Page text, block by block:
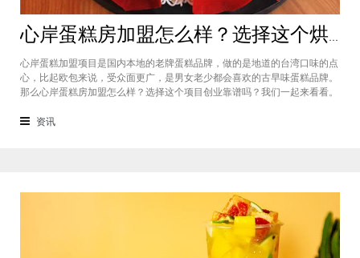
心岸蛋糕房加盟怎么样？选择这个烘焙品牌创业靠谱吗
心岸蛋糕加盟项目是国内本地的老牌蛋糕品牌，做的是地道的台湾口味的点
心，比起欧包来说，受众面更广，是男女老少都会喜欢的古早味蛋糕品牌。
那么心岸蛋糕房加盟怎么样？选择这个项目创业靠谱吗？我们一起来看看。
要不就是流行可颂，怎么还会有加盟商去加盟传统烘焙店呢？这您就有所不
资讯